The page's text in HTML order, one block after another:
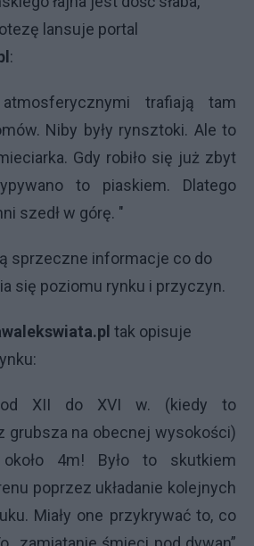
lansuje portal
:
trafiają tam
Niby były rynsztoki. Ale to
Gdy robiło się już zbyt
to piaskiem. Dlatego
szedł w górę. "
sprzeczne informacje co do
się poziomu rynku i przyczyn.
tak opisuje
od XII do XVI w. (kiedy to
grubsza na obecnej wysokości)
4m! Było to skutkiem
poprzez układanie kolejnych
Miały one przykrywać to, co